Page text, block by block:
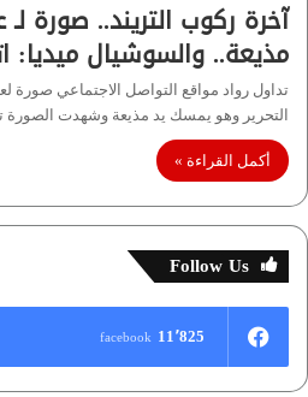
آخرة ركوب التريند.. صورة
مذيعة.. والسوشيال ميديا:
تداول رواد مواقع التواصل الاجتماعي
التحرير وهو يمسك يد مذيعة وشهدت الصورة
أكمل القراءة »
Follow Us
11٬825 facebook